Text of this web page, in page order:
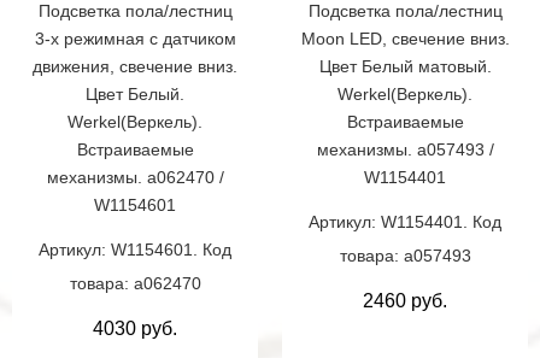
Подсветка пола/лестниц
3-х режимная с датчиком
движения, свечение вниз.
Цвет Белый.
Werkel(Веркель).
Встраиваемые
механизмы. a062470 /
W1154601
Артикул: W1154601. Код
товара: a062470
4030 руб.
Подсветка пола/лестниц
Moon LED, свечение вниз.
Цвет Белый матовый.
Werkel(Веркель).
Встраиваемые
механизмы. a057493 /
W1154401
Артикул: W1154401. Код
товара: a057493
2460 руб.